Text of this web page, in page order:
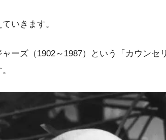
いきます。
ャーズ（1902～1987）という「カウンセ